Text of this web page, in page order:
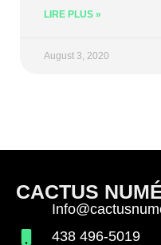
LIRE PLUS »
August 3, 2020
CACTUS
438 496-5019